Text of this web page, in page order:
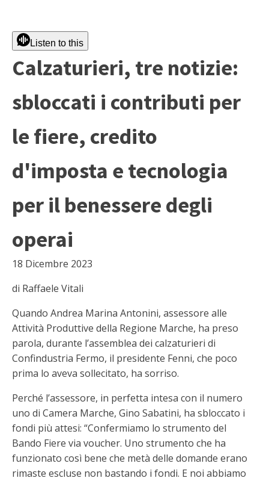
Listen to this
Calzaturieri, tre notizie:
sbloccati i contributi per
le fiere, credito
d'imposta e tecnologia
per il benessere degli
operai
18 Dicembre 2023
di Raffaele Vitali
Quando Andrea Marina Antonini, assessore alle
Attività Produttive della Regione Marche, ha preso
parola, durante l’assemblea dei calzaturieri di
Confindustria Fermo, il presidente Fenni, che poco
prima lo aveva sollecitato, ha sorriso.
Perché l’assessore, in perfetta intesa con il numero
uno di Camera Marche, Gino Sabatini, ha sbloccato i
fondi più attesi: “Confermiamo lo strumento del
Bando Fiere via voucher. Uno strumento che ha
funzionato così bene che metà delle domande erano
rimaste escluse non bastando i fondi. E noi abbiamo